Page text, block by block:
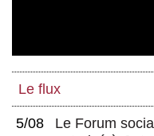
Le flux
5/08
Le Forum